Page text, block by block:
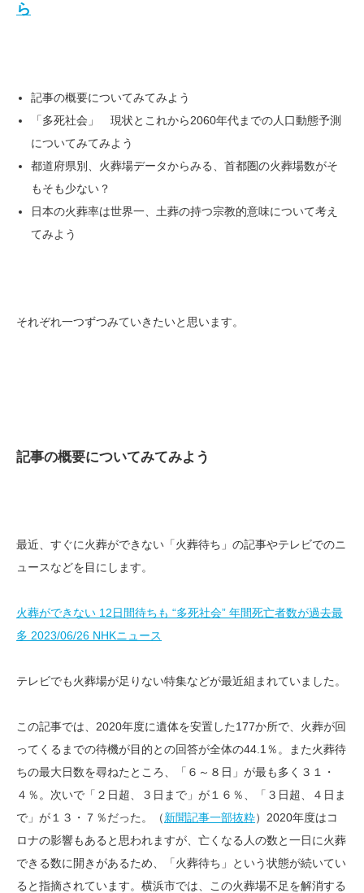
ら
記事の概要についてみてみよう
「多死社会」 現状とこれから2060年代までの人口動態予測
についてみてみよう
都道府県別、火葬場データからみる、首都圏の火葬場数がそ
もそも少ない？
日本の火葬率は世界一、土葬の持つ宗教的意味について考え
てみよう
それぞれ一つずつみていきたいと思います。
記事の概要についてみてみよう
最近、すぐに火葬ができない「火葬待ち」の記事やテレビでのニ
ュースなどを目にします。
火葬ができない 12日間待ちも “多死社会” 年間死亡者数が過去最
多 2023/06/26 NHKニュース
テレビでも火葬場が足りない特集などが最近組まれていました。
この記事では、2020年度に遺体を安置した177か所で、火葬が回
ってくるまでの待機が目的との回答が全体の44.1％。また火葬待
ちの最大日数を尋ねたところ、「６～８日」が最も多く３１・
４％。次いで「２日超、３日まで」が１６％、「３日超、４日ま
で」が１３・７％だった。（新聞記事一部抜粋）2020年度はコ
ロナの影響もあると思われますが、亡くなる人の数と一日に火葬
できる数に開きがあるため、「火葬待ち」という状態が続いてい
ると指摘されています。横浜市では、この火葬場不足を解消する